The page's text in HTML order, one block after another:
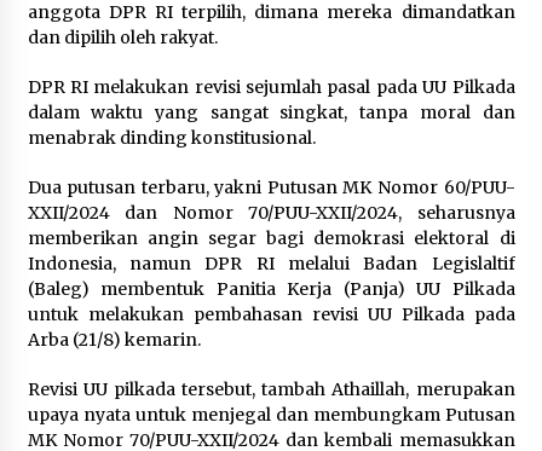
anggota DPR RI terpilih, dimana mereka dimandatkan
dan dipilih oleh rakyat.
DPR RI melakukan revisi sejumlah pasal pada UU Pilkada
dalam waktu yang sangat singkat, tanpa moral dan
menabrak dinding konstitusional.
Dua putusan terbaru, yakni Putusan MK Nomor 60/PUU-
XXII/2024 dan Nomor 70/PUU-XXII/2024, seharusnya
memberikan angin segar bagi demokrasi elektoral di
Indonesia, namun DPR RI melalui Badan Legislaltif
(Baleg) membentuk Panitia Kerja (Panja) UU Pilkada
untuk melakukan pembahasan revisi UU Pilkada pada
Arba (21/8) kemarin.
Revisi UU pilkada tersebut, tambah Athaillah, merupakan
upaya nyata untuk menjegal dan membungkam Putusan
MK Nomor 70/PUU-XXII/2024 dan kembali memasukkan